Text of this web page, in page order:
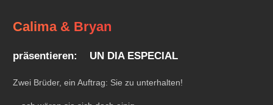
Calima & Bryan
präsentieren: UN DIA ESPECIAL
Zwei Brüder, ein Auftrag: Sie zu unterhalten!